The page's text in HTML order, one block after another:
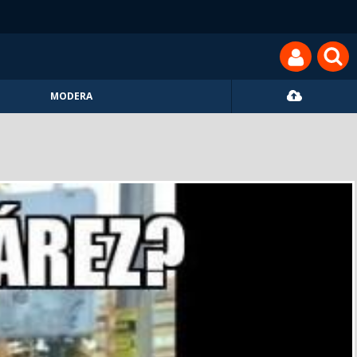
MODERA